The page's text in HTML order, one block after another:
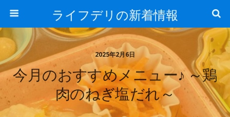
ライフデリの新着情報
2025年2月6日
今月のおすすめメニュー♪ ～鶏
肉のねぎ塩だれ～